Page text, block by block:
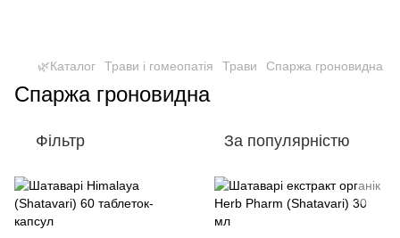
🌿Каталог Трави і гомеопатія Трави Спаржа гроновидна
Спаржа гроновидна
Фільтр За популярністю